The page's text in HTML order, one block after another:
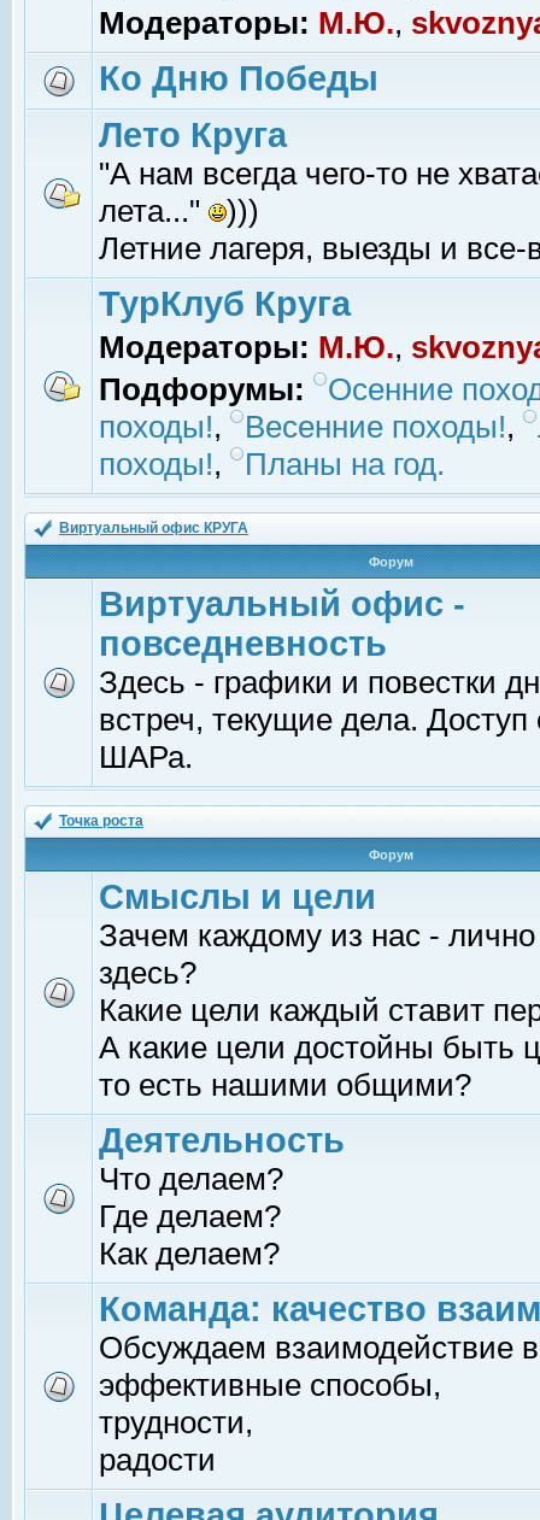
Модераторы: М.Ю.,
Ко Дню Победы
Лето Круга
"А нам всегда чего-то не
лета..."
)))
Летние лагеря, выезды и все-
ТурКлуб Круга
Модераторы: М.Ю.,
Подфорумы:
Осенние
походы!, Весенние походы!,
походы!, Планы на год.
Виртуальный офис КРУГА
Форум
Виртуальный офис -
повседневность
Здесь - графики и повестки
встреч, текущие дела.
ШАРа.
Точка роста
Форум
Смыслы и цели
Зачем каждому из нас -
здесь?
Какие цели каждый ставит
А какие цели достойны быть
то есть нашими общими?
Деятельность
Что делаем?
Где делаем?
Как делаем?
Команда: качество
Обсуждаем взаимодействие
эффективные способы,
трудности,
радости